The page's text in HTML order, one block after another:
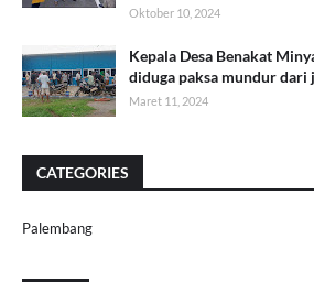
Oktober 10, 2024
Kepala Desa Benakat
diduga paksa mundur dari
Maret 11, 2024
CATEGORIES
Palembang